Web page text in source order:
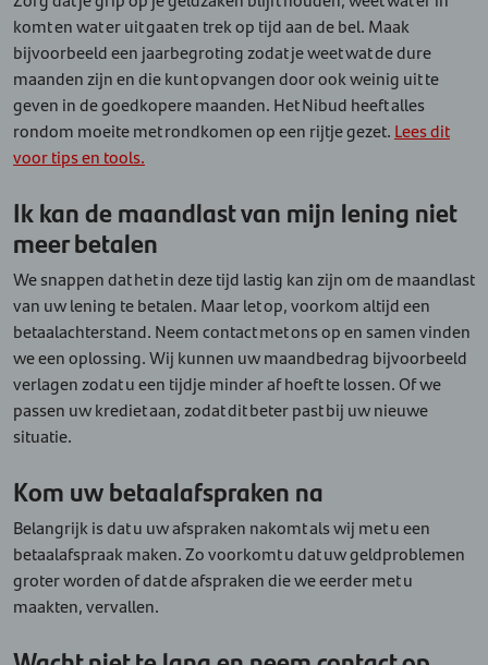
komt en wat er uit gaat en trek op tijd aan de bel. Maak
bijvoorbeeld een jaarbegroting zodat je weet wat de dure
maanden zijn en die kunt opvangen door ook weinig uit te
geven in de goedkopere maanden. Het Nibud heeft alles
rondom moeite met rondkomen op een rijtje gezet. Lees dit
voor tips en tools.
Ik kan de maandlast van mijn lening niet
meer betalen
We snappen dat het in deze tijd lastig kan zijn om de maandlast
van uw lening te betalen. Maar let op, voorkom altijd een
betaalachterstand. Neem contact met ons op en samen vinden
we een oplossing. Wij kunnen uw maandbedrag bijvoorbeeld
verlagen zodat u een tijdje minder af hoeft te lossen. Of we
passen uw krediet aan, zodat dit beter past bij uw nieuwe
situatie.
Kom uw betaalafspraken na
Belangrijk is dat u uw afspraken nakomt als wij met u een
betaalafspraak maken. Zo voorkomt u dat uw geldproblemen
groter worden of dat de afspraken die we eerder met u
maakten, vervallen.